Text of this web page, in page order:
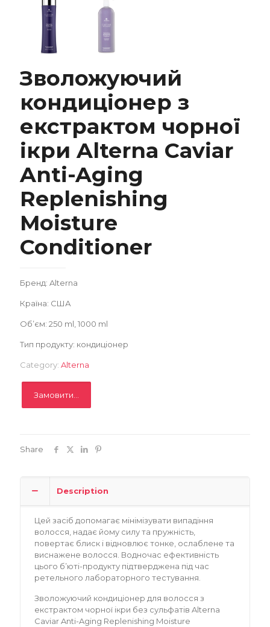
Зволожуючий
кондиціонер з
екстрактом чорної
ікри Alterna Caviar
Anti-Aging
Replenishing
Moisture
Conditioner
Бренд: Alterna
Країна: США
Об’єм: 250 ml, 1000 ml
Тип продукту: кондиціонер
Category: Alterna
Замовити...
Share
Description
Цей засіб допомагає мінімізувати випадіння
волосся, надає йому силу та пружність,
повертає блиск і відновлює тонке, ослаблене та
виснажене волосся. Водночас ефективність
цього б’юті-продукту підтверджена під час
ретельного лабораторного тестування.
Зволожуючий кондиціонер для волосся з
екстрактом чорної ікри без сульфатів Alterna
Caviar Anti-Aging Replenishing Moisture
Зволожуючий кондиціонер з екстрактом
чорної ікри Alterna Caviar Anti-Aging
Replenishing Moisture Conditioner
Замовити
Записатися